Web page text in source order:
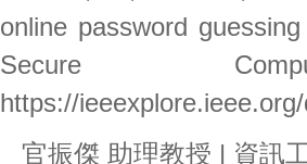
online password
Secure
https://
官振傑 助理教授 | 資訊